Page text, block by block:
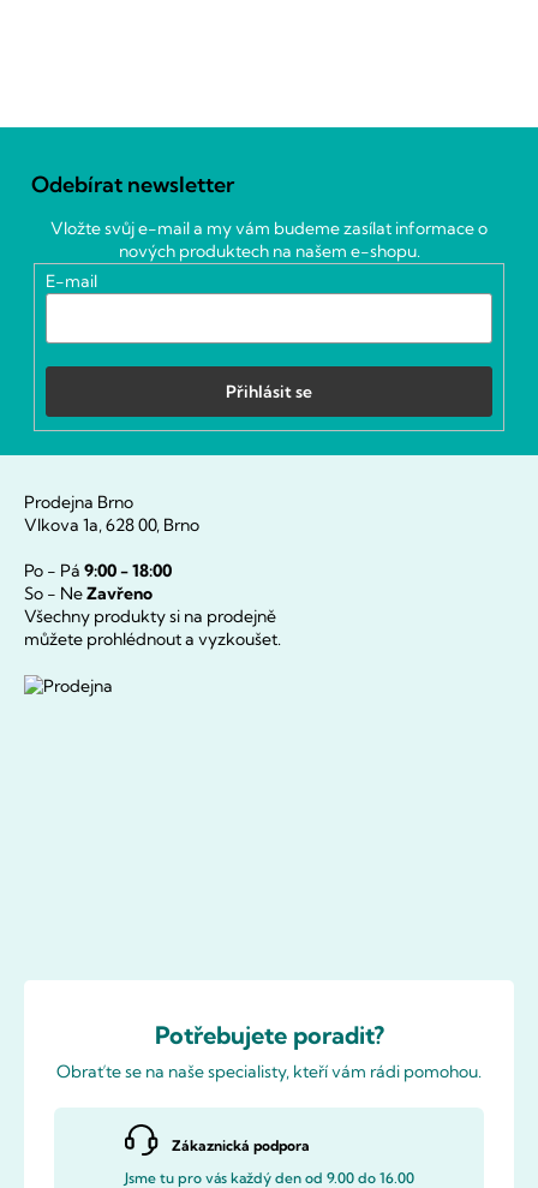
Odebírat newsletter
Vložte svůj e-mail a my vám budeme zasílat informace o
nových produktech na našem e-shopu.
E-mail
Přihlásit se
Prodejna Brno
Vlkova 1a, 628 00, Brno
Po - Pá 9:00 - 18:00
So - NeZavřeno
Všechny produkty si na prodejně
můžete prohlédnout a vyzkoušet.
Potřebujete poradit?
Obraťte se na naše specialisty, kteří vám rádi pomohou.
Zákaznická podpora
Jsme tu pro vás každý den od 9.00 do 16.00